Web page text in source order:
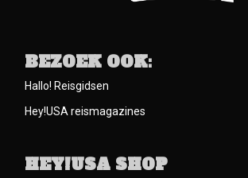
BEZOEK OOK:
Hallo! Reisgidsen
Hey!USA reismagazines
HEY!USA SHOP